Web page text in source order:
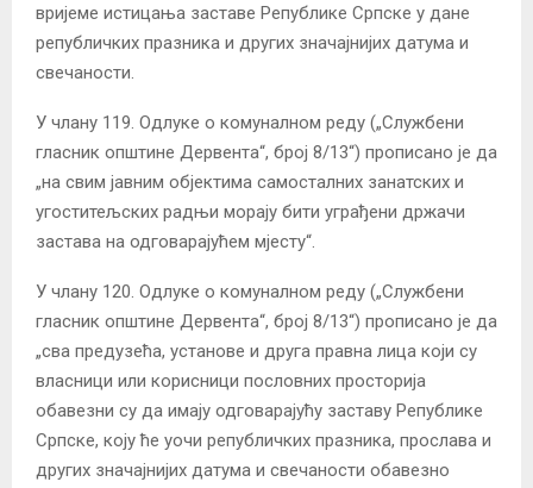
вријеме истицања заставе Републике Српске у дане
републичких празника и других значајнијих датума и
свечаности.
У члану 119. Одлуке о комуналном реду („Службени
гласник општине Дервента“, број 8/13“) прописано јe да
„на свим јавним објектима самосталних занатских и
угоститељских радњи морају бити уграђени држачи
застава на одговарајућем мјесту“.
У члану 120. Одлуке о комуналном реду („Службени
гласник општине Дервента“, број 8/13“) прописано је да
„сва предузећа, установе и друга правна лица који су
власници или корисници пословних просторија
обавезни су да имају одговарајућу заставу Републике
Српске, коју ће уочи републичких празника, прослава и
других значајнијих датума и свечаности обавезно